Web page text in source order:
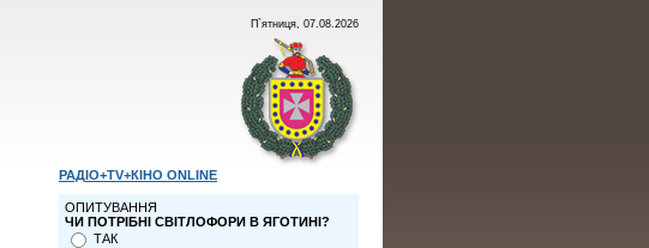
П`ятниця, 07.08.2026
РАДІО+TV+КІНО ONLINE
ОПИТУВАННЯ
ЧИ ПОТРІБНІ СВІТЛОФОРИ В ЯГОТИНІ?
ТАК